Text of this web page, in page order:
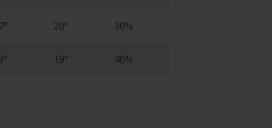
20° 30%
19° 40%